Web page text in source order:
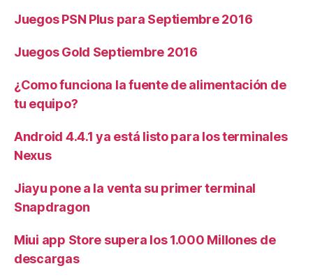
Juegos PSN Plus para Septiembre 2016
Juegos Gold Septiembre 2016
¿Como funciona la fuente de alimentación de
tu equipo?
Android 4.4.1 ya está listo para los terminales
Nexus
Jiayu pone a la venta su primer terminal
Snapdragon
Miui app Store supera los 1.000 Millones de
descargas